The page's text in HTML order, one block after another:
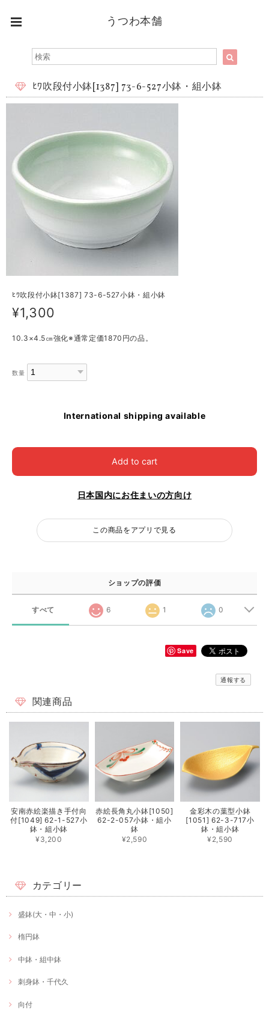
うつわ本舗
ﾋﾜ吹段付小鉢[1387] 73-6-527小鉢・組小鉢
ﾋﾜ吹段付小鉢[1387] 73-6-527小鉢・組小鉢
¥1,300
10.3×4.5㎝強化※通常定価1870円の品。
数量
International shipping available
Add to cart
日本国内にお住まいの方向け
この商品をアプリで見る
ショップの評価
すべて 6 1 0
Save
通報する
関連商品
安南赤絵楽描き手付向
付[1049] 62-1-527小
鉢・組小鉢
¥3,200
赤絵長角丸小鉢[1050]
62-2-057小鉢・組小
鉢
¥2,590
金彩木の葉型小鉢
[1051] 62-3-717小
鉢・組小鉢
¥2,590
カテゴリー
盛鉢(大・中・小)
楕円鉢
中鉢・組中鉢
刺身鉢・千代久
向付